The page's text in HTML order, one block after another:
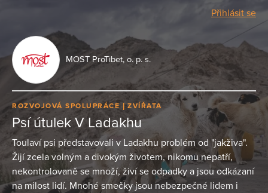
Přihlásit se
MOST ProTibet, o. p. s.
ROZVOJOVÁ SPOLUPRÁCE ZVÍŘATA
Psí útulek V Ladakhu
Toulaví psi představovali v Ladakhu problém od "jakživa".
Žijí zcela volným a divokým životem, nikomu nepatří,
nekontrolovaně se množí, živí se odpadky a jsou odkázaní
na milost lidí. Mnohé smečky jsou nebezpečné lidem i